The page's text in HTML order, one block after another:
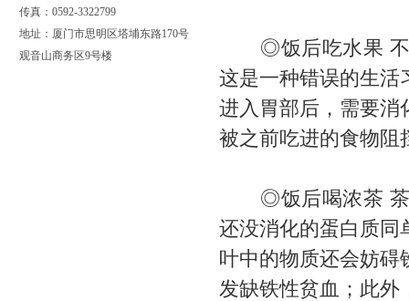
传真：0592-3322799
地址：厦门市思明区塔埔东路170号
观音山商务区9号楼
◎饭后吃水果 不
这是一种错误的生活
进入胃部后，需要消
被之前吃进的食物阻
◎饭后喝浓茶 茶
还没消化的蛋白质同
叶中的物质还会妨碍
发缺铁性贫血；此外